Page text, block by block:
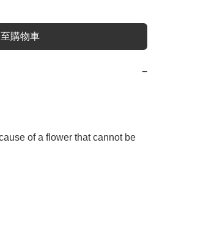
購物車
−
of a flower that cannot be